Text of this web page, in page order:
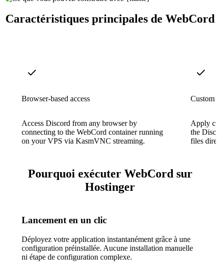
Caractéristiques principales de WebCord
Browser-based access
Access Discord from any browser by
connecting to the WebCord container running
on your VPS via KasmVNC streaming.
Custom
Apply
the
files
Pourquoi exécuter WebCord sur
Hostinger
Lancement en un clic
Déployez votre application instantanément grâce à une
configuration préinstallée. Aucune installation manuelle
ni étape de configuration complexe.